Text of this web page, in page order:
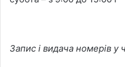
Запис і видача номерів у